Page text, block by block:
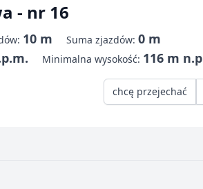
- nr 16
10 m Suma zjazdów: 0 m
Minimalna wysokość: 116 m
chcę przejechać